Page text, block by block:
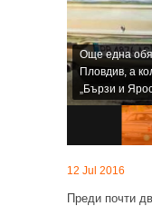
Още една
Пловдив, а
„Бързи и
12 Jul 2016
Преди почти